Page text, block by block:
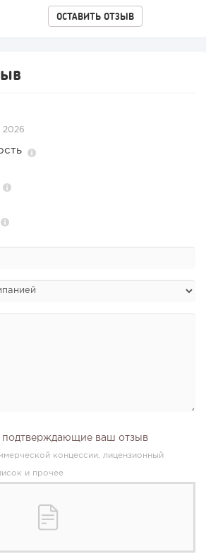
ОСТАВИТЬ ОТЗЫВ
подтверждающие ваш отзыв
концессии, лицензионный
и прочее